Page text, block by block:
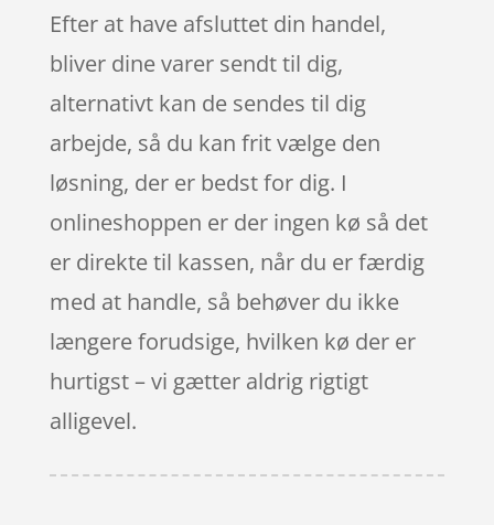
Efter at have afsluttet din handel,
bliver dine varer sendt til dig,
alternativt kan de sendes til dig
arbejde, så du kan frit vælge den
løsning, der er bedst for dig. I
onlineshoppen er der ingen kø så det
er direkte til kassen, når du er færdig
med at handle, så behøver du ikke
længere forudsige, hvilken kø der er
hurtigst – vi gætter aldrig rigtigt
alligevel.